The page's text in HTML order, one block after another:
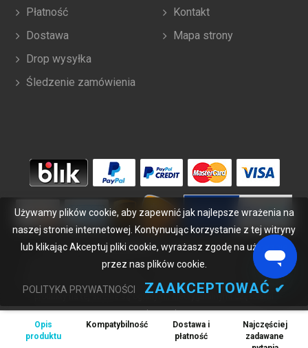
Opis
produktu
Kompatybilność
Dostawa i
płatność
Najczęściej
zadawane
Płatność
Dostawa
Drop wysyłka
Śledzenie zamówienia
Kontakt
Mapa strony
Copyright ©2026 bateriabuy.pl. Wszelkie prawa zastrzeżone.
Wyznaczone znaki handlowe i marki są własnością ich właścicieli.
BateriaBuy.pl nie jest powiązany z żadnymi markami OEM. Wszystkie
produkty na tej stronie są ogólnymi, nieoryginalnymi częściami
zamiennymi.
Wymienione nazwy marek i oznaczenia modeli mają jedynie na celu
Używamy plików cookie, aby zapewnić jak najlepsze wrażenia na
naszej stronie internetowej. Kontynuując korzystanie z tej witryny
lub klikając Akceptuj pliki cookie, wyrażasz zgodę na używanie
przez nas plików cookie.
POLITYKA PRYWATNOŚCI ZAAKCEPTOWAĆ ✔